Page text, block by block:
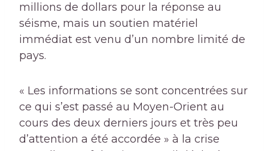
millions de dollars pour la réponse au
séisme, mais un soutien matériel
immédiat est venu d’un nombre limité de
pays.
« Les informations se sont concentrées sur
ce qui s’est passé au Moyen-Orient au
cours des deux derniers jours et très peu
d’attention a été accordée » à la crise